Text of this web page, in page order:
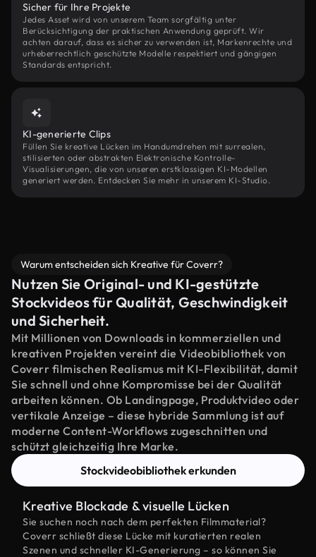
Sicher für Ihre Projekte
Jedes Asset wird von unserem Team sorgfältig unter
Berücksichtigung der praktischen Anwendung geprüft. Wir
achten darauf, dass es sicher zu verwenden ist, Markenrechte und
urheberrechtlich geschützte Modelle respektiert und gängigen
Standards entspricht.
KI-generierte Clips
Füllen Sie kreative Lücken im Handumdrehen mit surrealen,
stilisierten oder abstrakten Elektronische Kontrolle-
Visualisierungen, die von unseren erstklassigen KI-Modellen
generiert werden. Entdecken Sie mehr in unserem KI-Studio.
Warum entscheiden sich Kreative für Coverr?
Nutzen Sie Original- und KI-gestützte
Stockvideos für Qualität, Geschwindigkeit
und Sicherheit.
Mit Millionen von Downloads in kommerziellen und
kreativen Projekten vereint die Videobibliothek von
Coverr filmischen Realismus mit KI-Flexibilität, damit
Sie schnell und ohne Kompromisse bei der Qualität
arbeiten können. Ob Landingpage, Produktvideo oder
vertikale Anzeige – diese hybride Sammlung ist auf
moderne Content-Workflows zugeschnitten und
schützt gleichzeitig Ihre Marke.
Stockvideobibliothek erkunden
Kreative Blockade & visuelle Lücken
Sie suchen noch nach dem perfekten Filmmaterial?
Coverr schließt diese Lücke mit kuratierten realen
Szenen und schneller KI-Generierung – so können Sie